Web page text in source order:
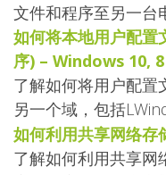
文件和程序至另一台
如何将本地用户配置
序) – Windows 10,
了解如何将用户配置
另一个域，包括
如何利用共享网络存
了解如何利用共享网